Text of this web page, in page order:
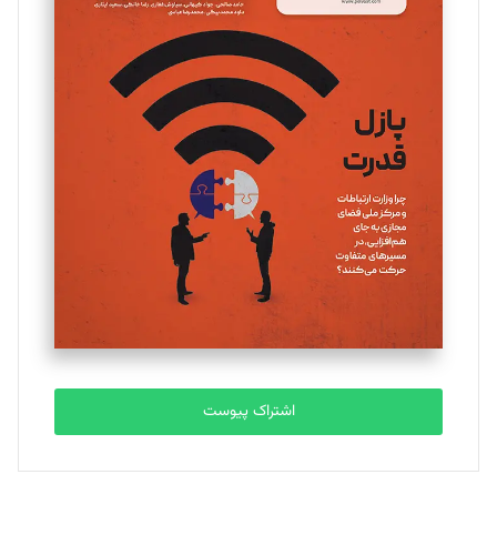
مینا پاکدل
یسنا امان‌پور
تحریریه
ملینا جعفری
تحریریه
مصطفی مسجدی آرانی
تحریریه
بابک نقاش
تحریریه
اشتراک پیوست